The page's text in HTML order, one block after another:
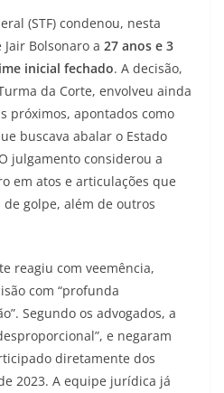
(STF) condenou, nesta
Bolsonaro a 27 anos e 3
inicial fechado. A decisão,
da Corte, envolveu ainda
próximos, apontados como
buscava abalar o Estado
julgamento considerou a
em atos e articulações que
golpe, além de outros
reagiu com veemência,
com “profunda
Segundo os advogados, a
e negaram
diretamente dos
2023. A equipe jurídica já